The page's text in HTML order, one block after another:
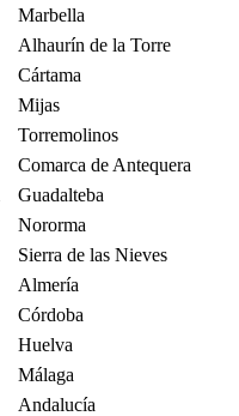
Marbella
Alhaurín de la Torre
Cártama
Mijas
Torremolinos
Comarca de Antequera
Guadalteba
Nororma
Sierra de las Nieves
Almería
Córdoba
Huelva
Málaga
Andalucía